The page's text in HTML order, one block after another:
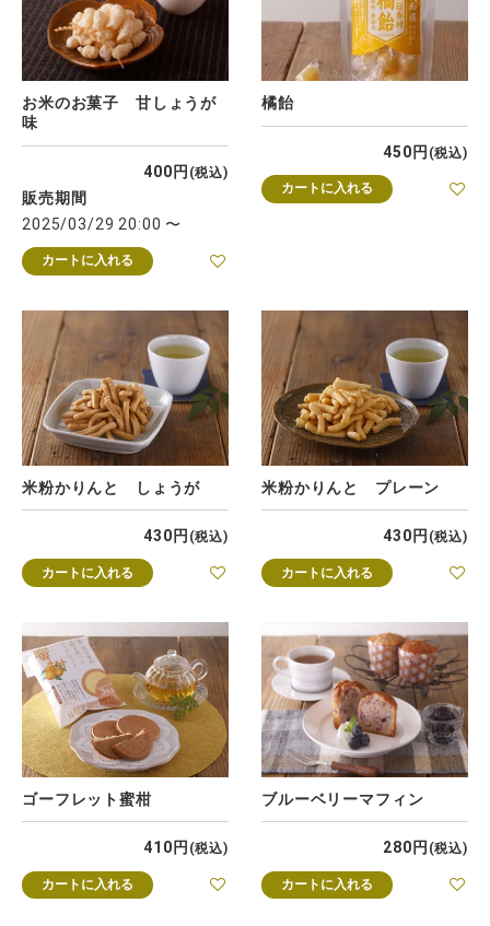
お米のお菓子 甘しょうが
味
400 税込
販売期間
2025/03/29 20:00 〜
カートに入れる
橘飴
450 税込
カートに入れる
米粉かりんと しょうが
430 税込
カートに入れる
米粉かりんと プレーン
430 税込
カートに入れる
ゴーフレット蜜柑
410 税込
カートに入れる
ブルーベリーマフィン
280 税込
カートに入れる